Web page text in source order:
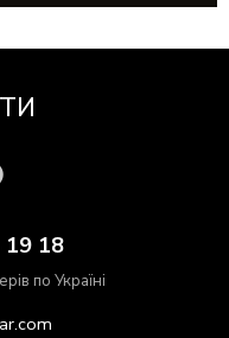
19 18
по Україні